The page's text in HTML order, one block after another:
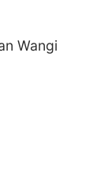
Wangi